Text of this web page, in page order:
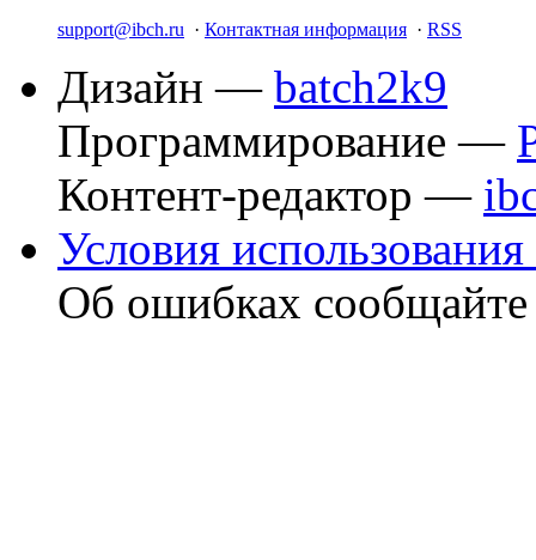
support@ibch.ru · Контактная информация · RSS
Дизайн — batch2k9
Программирование —
Контент-редактор —
Условия использования
Об ошибках